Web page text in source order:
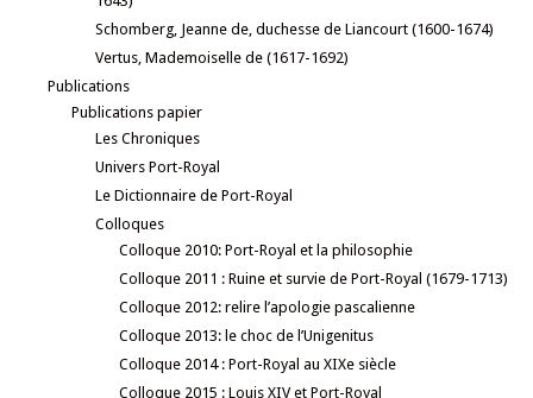
Schomberg, Jeanne de, duchesse de Liancourt (1600-1674)
Vertus, Mademoiselle de (1617-1692)
Publications
Publications papier
Les Chroniques
Univers Port-Royal
Le Dictionnaire de Port-Royal
Colloques
Colloque 2010: Port-Royal et la philosophie
Colloque 2011 : Ruine et survie de Port-Royal (1679-1713)
Colloque 2012: relire l’apologie pascalienne
Colloque 2013: le choc de l’Unigenitus
Colloque 2014 : Port-Royal au XIXe siècle
Colloque 2015 : Louis XIV et Port-Royal